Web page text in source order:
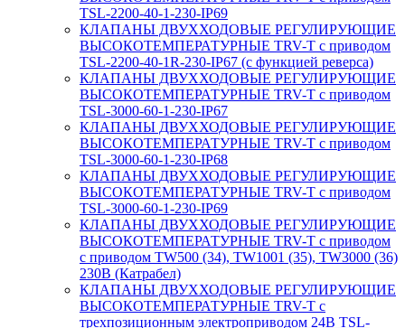
TSL-2200-40-1-230-IP69
КЛАПАНЫ ДВУХХОДОВЫЕ РЕГУЛИРУЮЩИЕ
ВЫСОКОТЕМПЕРАТУРНЫЕ TRV-T с приводом
TSL-2200-40-1R-230-IP67 (с функцией реверса)
КЛАПАНЫ ДВУХХОДОВЫЕ РЕГУЛИРУЮЩИЕ
ВЫСОКОТЕМПЕРАТУРНЫЕ TRV-T с приводом
TSL-3000-60-1-230-IP67
КЛАПАНЫ ДВУХХОДОВЫЕ РЕГУЛИРУЮЩИЕ
ВЫСОКОТЕМПЕРАТУРНЫЕ TRV-T с приводом
TSL-3000-60-1-230-IP68
КЛАПАНЫ ДВУХХОДОВЫЕ РЕГУЛИРУЮЩИЕ
ВЫСОКОТЕМПЕРАТУРНЫЕ TRV-T с приводом
TSL-3000-60-1-230-IP69
КЛАПАНЫ ДВУХХОДОВЫЕ РЕГУЛИРУЮЩИЕ
ВЫСОКОТЕМПЕРАТУРНЫЕ TRV-T с приводом
с приводом TW500 (34), TW1001 (35), TW3000 (36)
230В (Катрабел)
КЛАПАНЫ ДВУХХОДОВЫЕ РЕГУЛИРУЮЩИЕ
ВЫСОКОТЕМПЕРАТУРНЫЕ TRV-T с
трехпозиционным электроприводом 24В TSL-